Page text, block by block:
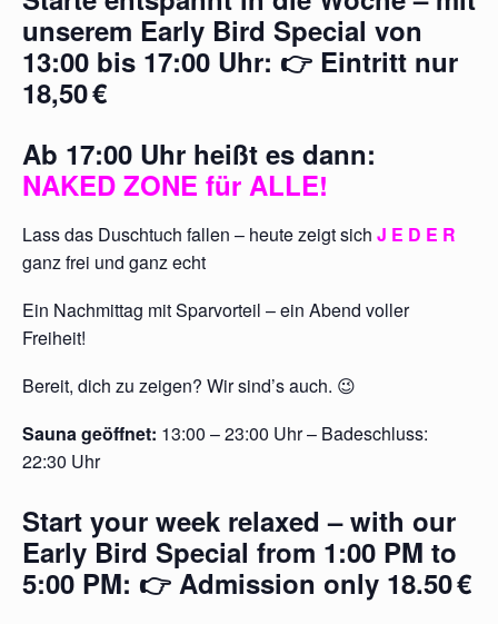
unserem Early Bird Special von
13:00 bis 17:00 Uhr: 👉 Eintritt nur
18,50 €
Ab 17:00 Uhr heißt es dann:
NAKED ZONE für ALLE!
Lass das Duschtuch fallen – heute zeigt sich J E D E R
ganz frei und ganz echt
Ein Nachmittag mit Sparvorteil – ein Abend voller
Freiheit!
Bereit, dich zu zeigen? Wir sind’s auch. 😉
Sauna geöffnet: 13:00 – 23:00 Uhr – Badeschluss:
22:30 Uhr
Start your week relaxed – with our
Early Bird Special from 1:00 PM to
5:00 PM: 👉 Admission only 18.50€